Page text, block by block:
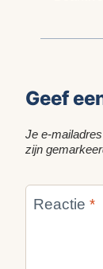
Geef
Je e-
zijn
Reactie *